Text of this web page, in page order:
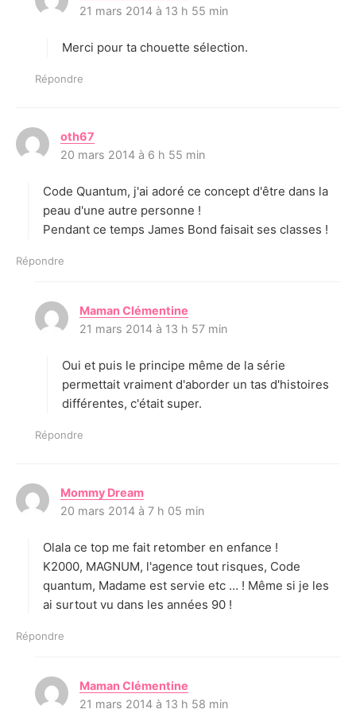
:
21 mars 2014 à 13 h 55 min
Merci pour ta chouette sélection.
Répondre
oth67
i
:
20 mars 2014 à 6 h 55 min
Code Quantum, j'ai adoré ce concept d'être dans la
peau d'une autre personne !
Pendant ce temps James Bond faisait ses classes !
Répondre
Maman Clémentine
:
21 mars 2014 à 13 h 57 min
Oui et puis le principe même de la série
permettait vraiment d'aborder un tas d'histoires
différentes, c'était super.
Répondre
Mommy Dream
:
20 mars 2014 à 7 h 05 min
Olala ce top me fait retomber en enfance !
K2000, MAGNUM, l'agence tout risques, Code
quantum, Madame est servie etc … ! Même si je les
ai surtout vu dans les années 90 !
Répondre
Maman Clémentine
21 mars 2014 à 13 h 58 min